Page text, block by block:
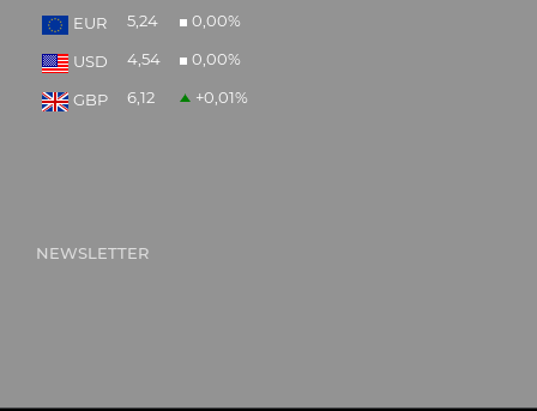
EUR
5,24 0,00%
USD 4,54 0,00%
GBP 6,12 +0,01%
NEWSLETTER